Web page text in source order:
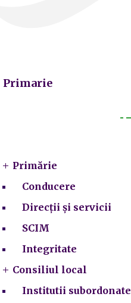
Primarie
Primărie
Conducere
Direcții și servicii
SCIM
Integritate
Consiliul local
Institutii subordonate